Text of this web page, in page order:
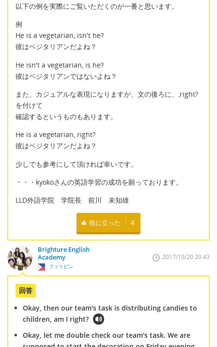
以下の例を実際にご覧いただくのが一番と思います。
例
He is a vegetarian, isn't he?
彼はベジタリアンだよね？
He isn't a vegetarian, is he?
彼はベジタリアンではないよね？
また、カジュアルな表現になりますが、文の後ろに、,right?
を付けて
確認するというものもあります。
He is a vegetarian, right?
彼はベジタリアンだよね？
少しでも参考にして頂ければ幸いです。
・・・kyokoさんの英語学習の成功を願っております。
LLD外語学院 学院長 前川 未知雄
役に立った 4
Brighture English
Academy
フィリピン
2017/10/20 20:43
回答
Okay, then our team's task is distributing candies to
children, am I right?
Okay, let me double check our team's task. We are